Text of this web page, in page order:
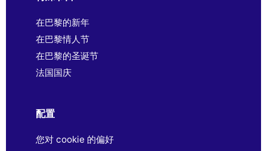
在巴黎的新年
在巴黎情人节
在巴黎的圣诞节
法国国庆
配置
您对 cookie 的偏好